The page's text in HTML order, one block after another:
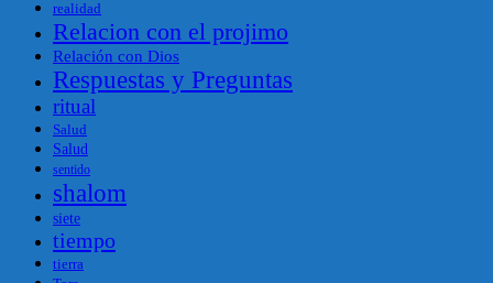
realidad
Relacion con el projimo
Relación con Dios
Respuestas y Preguntas
ritual
Salud
Salud
sentido
shalom
siete
tiempo
tierra